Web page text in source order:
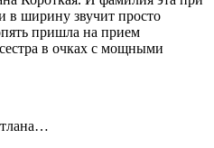
в ширину звучит просто
пришла на прием
в очках с мощными